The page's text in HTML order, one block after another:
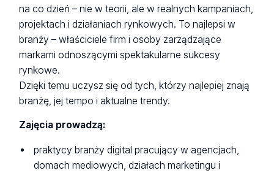
na co dzień – nie w teorii, ale w realnych kampaniach,
projektach i działaniach rynkowych. To najlepsi w
branży – właściciele firm i osoby zarządzające
markami odnoszącymi spektakularne sukcesy
rynkowe.
Dzięki temu uczysz się od tych, którzy najlepiej znają
branżę, jej tempo i aktualne trendy.
Zajęcia prowadzą:
praktycy branży digital pracujący w agencjach,
domach mediowych, działach marketingu i